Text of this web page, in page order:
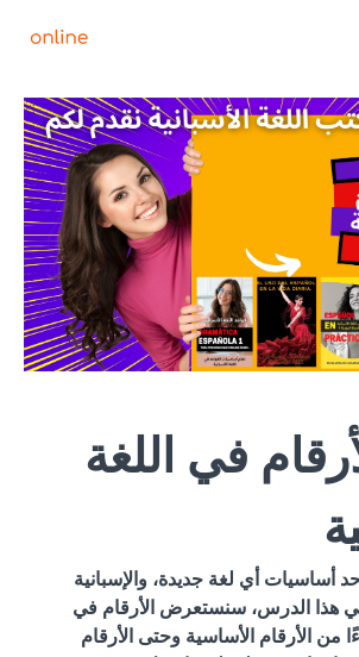
في اللغة
أساسيات أي لغة جديدة، والإسبانية
هذا الدرس، سنستعرض الأرقام في
من الأرقام الأساسية وحتى الأرقام